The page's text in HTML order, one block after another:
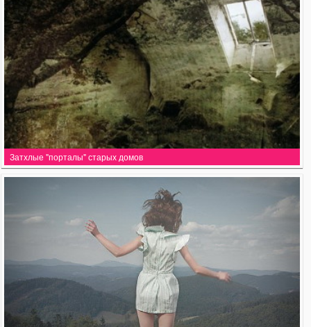
Затхлые "порталы" старых домов